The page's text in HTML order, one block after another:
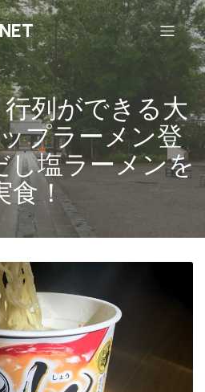
行列ができる大
プラーメン登
し塩ラーメンを
食！